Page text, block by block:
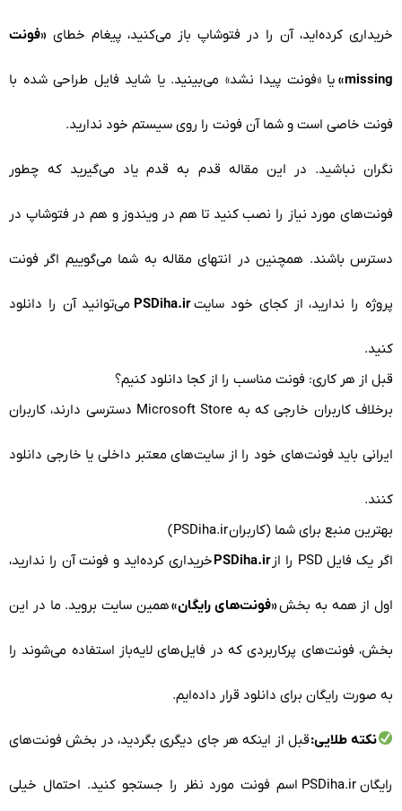
خریداری کرده‌اید، آن را در فتوشاپ باز می‌کنید، پیغام خطای «فونت
missing» یا «فونت پیدا نشد» می‌بینید. یا شاید فایل طراحی شده با
فونت خاصی است و شما آن فونت را روی سیستم خود ندارید.
نگران نباشید. در این مقاله قدم به قدم یاد می‌گیرید که چطور
فونت‌های مورد نیاز را نصب کنید تا هم در ویندوز و هم در فتوشاپ در
دسترس باشند. همچنین در انتهای مقاله به شما می‌گوییم اگر فونت
پروژه را ندارید، از کجای خود سایتPSDiha.irمی‌توانید آن را دانلود
کنید.
قبل از هر کاری: فونت مناسب را از کجا دانلود کنیم؟
برخلاف کاربران خارجی که به Microsoft Store دسترسی دارند، کاربران
ایرانی باید فونت‌های خود را از سایت‌های معتبر داخلی یا خارجی دانلود
کنند.
بهترین منبع برای شما (کاربرانPSDiha.ir
)
اگر یک فایل PSD را از
PSDiha.irخریداری کرده‌اید و فونت آن را ندارید،
اول از همه به بخش«فونت‌های رایگان»همین سایت بروید. ما در این
بخش، فونت‌های پرکاربردی که در فایل‌های لایه‌باز استفاده می‌شوند را
به صورت رایگان برای دانلود قرار داده‌ایم.
نکته طلایی:قبل از اینکه هر جای دیگری بگردید، در بخش فونت‌های
رایگان PSDiha.irاسم فونت مورد نظر را جستجو کنید. احتمال خیلی